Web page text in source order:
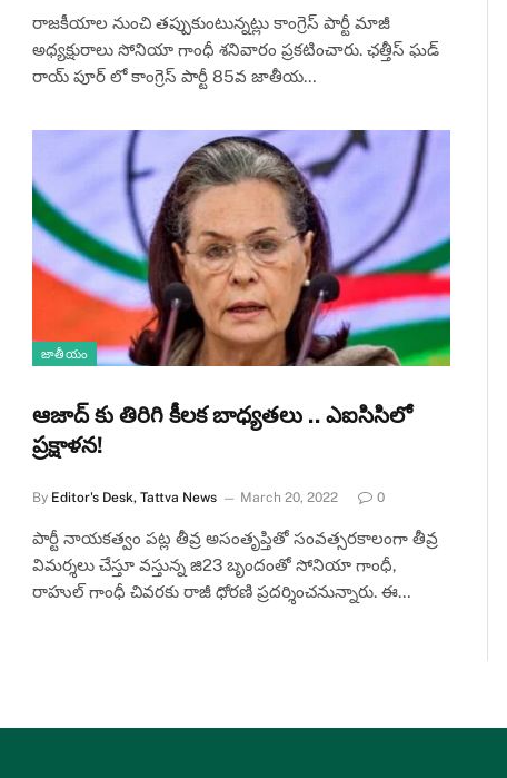
రాజకీయాల నుంచి తప్పుకుంటున్నట్లు కాంగ్రెస్ పార్టీ మాజీ
అధ్యక్షురాలు సోనియా గాంధీ శనివారం ప్రకటించారు. ఛత్తీస్ ఘడ్
రాయ్ పూర్ లో కాంగ్రెస్ పార్టీ 85వ జాతీయ…
జాతీయం
ఆజాద్ కు తిరిగి కీలక బాధ్యతలు .. ఎఐసిసిలో
ప్రక్షాళన!
By Editor's Desk, Tattva News March 20, 2022 0
పార్టీ నాయకత్వం పట్ల తీవ్ర అసంతృప్తితో సంవత్సరకాలంగా తీవ్ర
విమర్శలు చేస్తూ వస్తున్న జి23 బృందంతో సోనియా గాంధీ,
రాహుల్ గాంధీ చివరకు రాజీ ధోరణి ప్రదర్శించనున్నారు. ఈ…